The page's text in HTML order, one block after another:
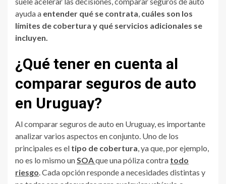
ayuda a entender qué se contrata cuáles son los
límites de cobertura y qué servicios adicionales se
incluyen.
¿Qué tener en cuenta al
comparar seguros de auto
en Uruguay?
Al comparar seguros de auto en Uruguay, es importante
analizar varios aspectos en conjunto. Uno de los
principales es el tipo de cobertura , ya que, por ejemplo,
no es lo mismo un SOAque una póliza contra todo
riesgo . Cada opción responde a necesidades distintas y